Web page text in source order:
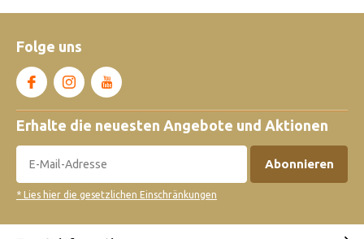
Folge uns
Erhalte die neuesten Angebote und Aktionen
Abonnieren
* Lies hier die gesetzlichen Einschränkungen